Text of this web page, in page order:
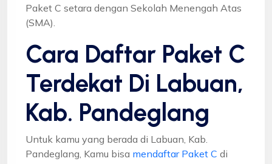
Paket C setara dengan Sekolah Menengah Atas
(SMA).
Cara Daftar Paket C
Terdekat Di Labuan,
Kab. Pandeglang
Untuk kamu yang berada di Labuan, Kab.
Pandeglang, Kamu bisa mendaftar Paket C di